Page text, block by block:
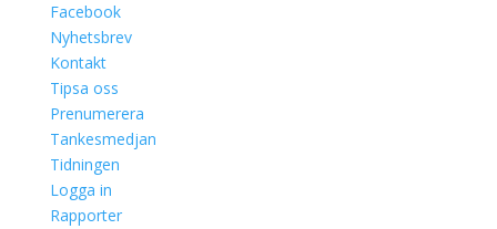
Facebook
Nyhetsbrev
Kontakt
Tipsa oss
Prenumerera
Tankesmedjan
Tidningen
Logga in
Rapporter